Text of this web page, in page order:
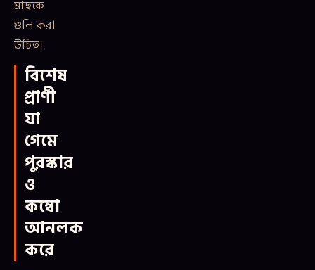
মাছকে
গুলি করা
উচিত।
বিশেষ
প্রাণী
যা
গেমে
পুরস্কার
ও
কম্বো
আনলক
করে